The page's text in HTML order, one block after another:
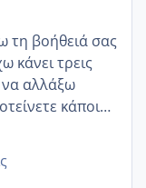
τη βοήθειά σας
κάνει τρεις
να αλλάξω
κάποιον
και είχατε
με τον
καθόλου